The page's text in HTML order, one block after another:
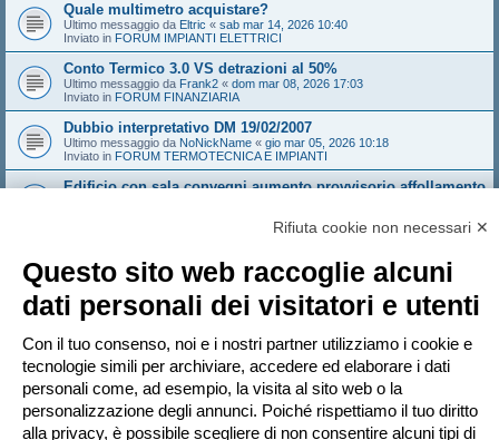
Quale multimetro acquistare?
Ultimo messaggio da Eltric « sab mar 14, 2026 10:40
Inviato in FORUM IMPIANTI ELETTRICI
Conto Termico 3.0 VS detrazioni al 50%
Ultimo messaggio da Frank2 « dom mar 08, 2026 17:03
Inviato in FORUM FINANZIARIA
Dubbio interpretativo DM 19/02/2007
Ultimo messaggio da NoNickName « gio mar 05, 2026 10:18
Inviato in FORUM TERMOTECNICA E IMPIANTI
Edificio con sala convegni aumento provvisorio affollamento
compartimentano
Ultimo messaggio da Andrew1970 «mar feb 24, 2026 16:35
Dominio web abitazionigreen, vi interessa?
Ultimo messaggio da marcoaroma « dom feb 15, 2026 18:34
Inviato inFORUM UTILIZZO FONTI RINNOVABILI
La ricerca ha trovato più di 1000 risultati Pagina1di20
1 2 3 4 5 … 20
Rifiuta cookie non necessari ✕
Questo sito web raccoglie alcuni
dati personali dei visitatori e utenti
Con il tuo consenso, noi e i nostri partner utilizziamo i cookie e
tecnologie simili per archiviare, accedere ed elaborare i dati
personali come, ad esempio, la visita al sito web o la
personalizzazione degli annunci. Poiché rispettiamo il tuo diritto
alla privacy, è possibile scegliere di non consentire alcuni tipi di